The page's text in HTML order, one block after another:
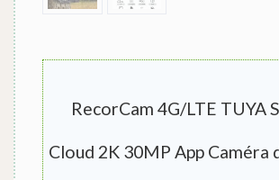
RecorCam 4G/LTE TUYA
Cloud 2K 30MP App Caméra